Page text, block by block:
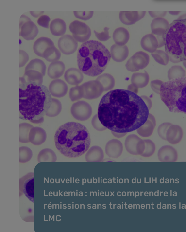
Nouvelle publication du LIH dans
Leukemia : mieux comprendre la
rémission sans traitement dans la
LMC